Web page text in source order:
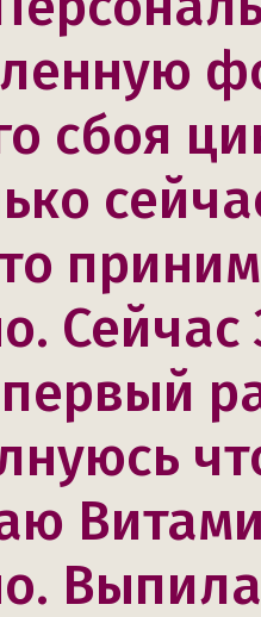
сбоя
Сейчас